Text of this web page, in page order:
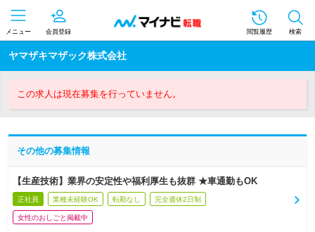
メニュー 会員登録 閲覧履歴 検索
ヤマザキマザック株式会社
この求人は現在募集を行っていません。
その他の募集情報
【生産技術】業界の安定性や福利厚生も抜群 ★車通勤もOK
正社員 業種未経験OK 転勤なし 完全週休2日制
女性のおしごと掲載中